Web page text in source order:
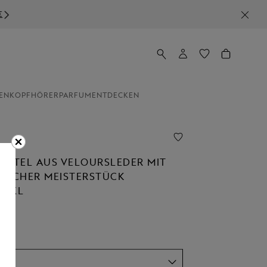
KOPFHÖRER PARFUM ENTDECKEN
AUS VELOURSLEDER MIT
MEISTERSTÜCK
XL